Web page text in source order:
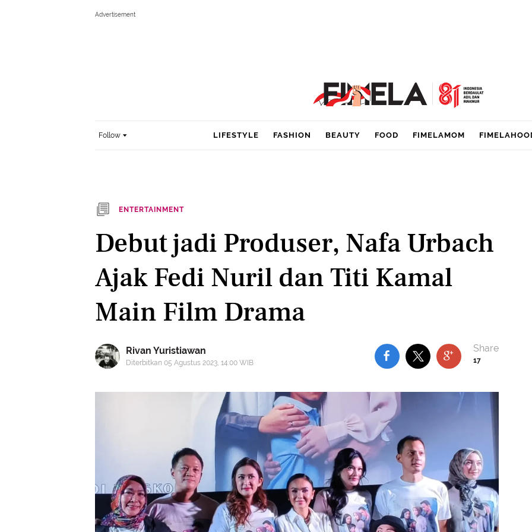
Follow LIFESTYLE FASHION BEAUTY FOOD FIMELAMOM
ENTERTAINMENT
Debut jadi Produser, Nafa Urbach
Ajak Fedi Nuril dan Titi Kamal
Main Film Drama
Rivan Yuristiawan
Diterbitkan 05 Agustus 2023, 14:00 WIB 17